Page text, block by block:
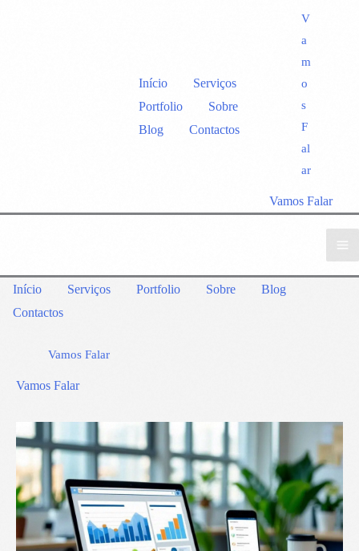
Início
Serviços
Portfolio
Sobre
Blog
Contactos
V
a
m
o
s
F
al
ar
Vamos Falar
Início Serviços Portfolio Sobre
Blog
Contactos
Vamos Falar
Vamos Falar